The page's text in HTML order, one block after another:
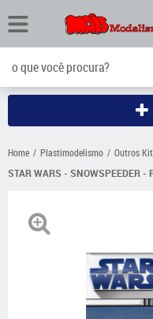
Home Plastimodelismo
Outros
STAR WARS - SNOWSPEEDER -